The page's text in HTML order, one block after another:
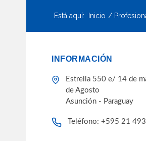
Está aquí: Inicio
INFORMACIÓN
Estrella 550 e/ 14 de
de Agosto
Asunción - Paraguay
Teléfono: +595 21